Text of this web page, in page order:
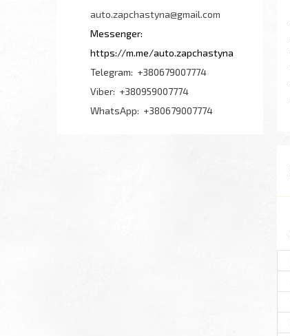
auto.zapchastyna@gmail.com
https://m.me/auto.zapchastyna
+380679007774
+380959007774
+380679007774